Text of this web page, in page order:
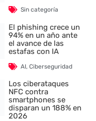
Sin categoría
El phishing crece un
94% en un año ante
el avance de las
estafas con IA
AI,Ciberseguridad
Los ciberataques
NFC contra
smartphones se
disparan un 188% en
2026